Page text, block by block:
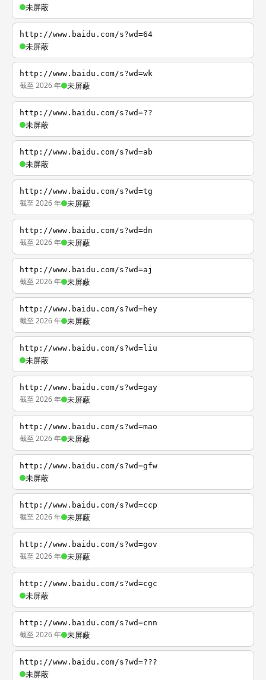
未屏蔽
http://www.baidu.com/s?wd=64
未屏蔽
http://www.baidu.com/s?wd=wk
截至 2026 年 未屏蔽
http://www.baidu.com/s?wd=??
未屏蔽
http://www.baidu.com/s?wd=ab
未屏蔽
http://www.baidu.com/s?wd=tg
截至 2026 年 未屏蔽
http://www.baidu.com/s?wd=dn
截至 2026 年 未屏蔽
http://www.baidu.com/s?wd=aj
截至 2026 年 未屏蔽
http://www.baidu.com/s?wd=hey
截至 2026 年 未屏蔽
http://www.baidu.com/s?wd=liu
未屏蔽
http://www.baidu.com/s?wd=gay
截至 2026 年 未屏蔽
http://www.baidu.com/s?wd=mao
截至 2026 年 未屏蔽
http://www.baidu.com/s?wd=gfw
未屏蔽
http://www.baidu.com/s?wd=ccp
截至 2026 年 未屏蔽
http://www.baidu.com/s?wd=gov
截至 2026 年 未屏蔽
http://www.baidu.com/s?wd=cgc
未屏蔽
http://www.baidu.com/s?wd=cnn
截至 2026 年 未屏蔽
http://www.baidu.com/s?wd=???
未屏蔽